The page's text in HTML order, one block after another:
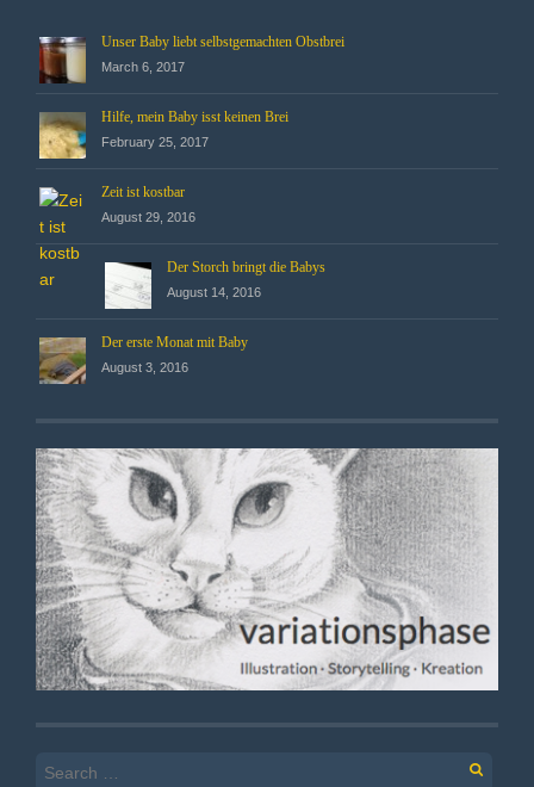
Unser Baby liebt selbstgemachten Obstbrei
March 6, 2017
Hilfe, mein Baby isst keinen Brei
February 25, 2017
Zeit ist kostbar
August 29, 2016
Der Storch bringt die Babys
August 14, 2016
Der erste Monat mit Baby
August 3, 2016
Search